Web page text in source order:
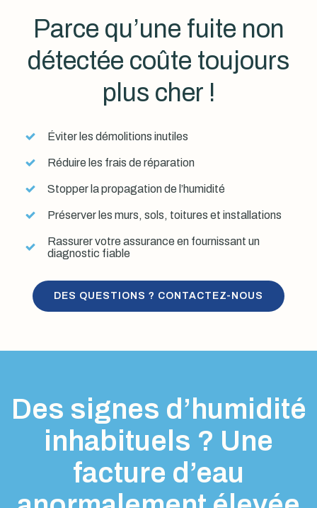
Parce qu’une fuite non
détectée coûte toujours
plus cher !
Éviter les démolitions inutiles
Réduire les frais de réparation
Stopper la propagation de l’humidité
Préserver les murs, sols, toitures et installations
Rassurer votre assurance en fournissant un
diagnostic fiable
DES QUESTIONS ? CONTACTEZ-NOUS
Des signes d’humidité
inhabituels ? Une
facture d’eau